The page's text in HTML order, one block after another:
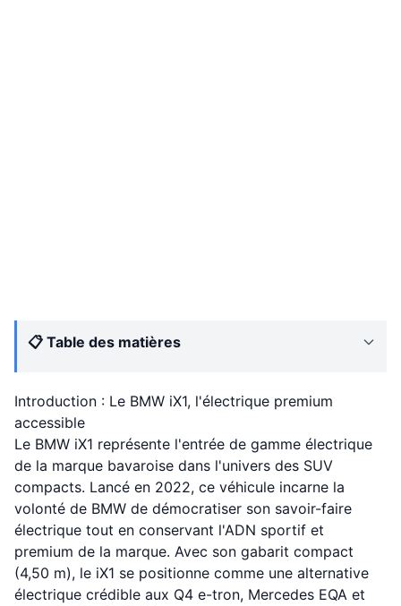
📋 Table des matières
Introduction : Le BMW iX1, l'électrique premium
accessible
Le BMW iX1 représente l'entrée de gamme électrique
de la marque bavaroise dans l'univers des SUV
compacts. Lancé en 2022, ce véhicule incarne la
volonté de BMW de démocratiser son savoir-faire
électrique tout en conservant l'ADN sportif et
premium de la marque. Avec son gabarit compact
(4,50 m), le iX1 se positionne comme une alternative
électrique crédible aux Q4 e-tron, Mercedes EQA et